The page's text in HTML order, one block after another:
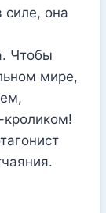
силе, она
Чтобы
мире,